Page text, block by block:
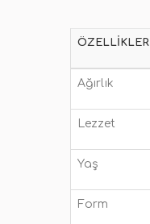
ÖZELLIKLER
Ağırlık
Lezzet
Yaş
Form